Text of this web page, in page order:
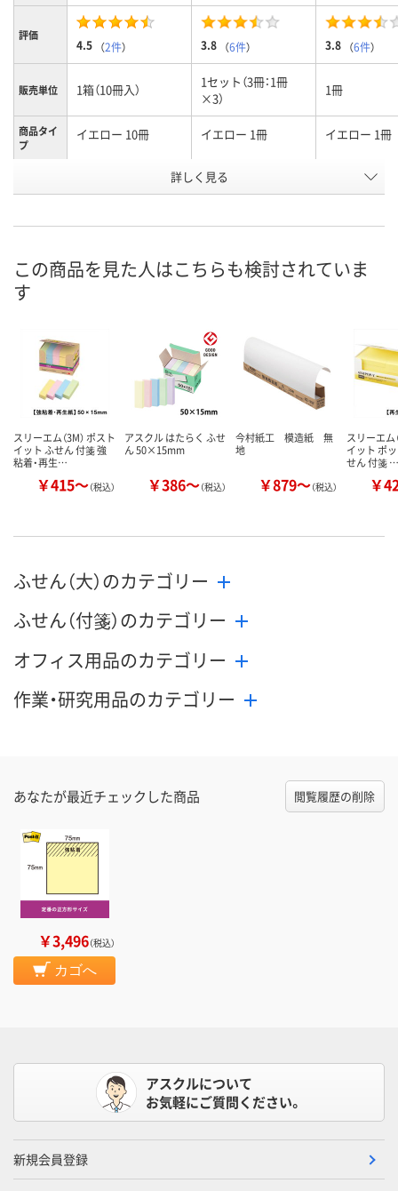
評価
4.5 （2件） 3.8 （6件） 3.8 （6件）
販売単位 1箱（10冊入）
1セット（3冊：1冊
×3）
1冊
商品タイ
プ
イエロー 10冊 イエロー 1冊 イエロー 1冊
3246873 8497876
8月7日（金）
カ
詳しく見る
この商品を見た人はこちらも検討されていま
す
スリーエム（3M） ポスト
イット ふせん 付箋 強
粘着・再生…
￥415～（税込）
アスクル はたらく ふせ
ん 50×15mm
￥386～（税込）
今村紙工 模造紙 無
地
￥879～（税込）
スリーエム
イット ポ
せん 付箋 …
￥
ふせん（大）のカテゴリー
ふせん（付箋）のカテゴリー
オフィス用品のカテゴリー
作業・研究用品のカテゴリー
あなたが最近チェックした商品 閲覧履歴の削除
￥3,496（税込）
カゴへ
アスクルについて
お気軽にご質問ください。
新規会員登録